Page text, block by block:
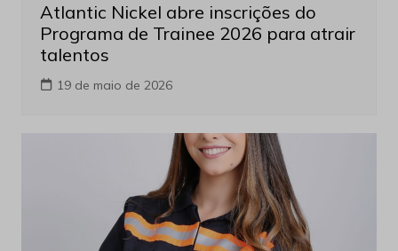
Atlantic Nickel abre inscrições do
Programa de Trainee 2026 para atrair
talentos
19 de maio de 2026